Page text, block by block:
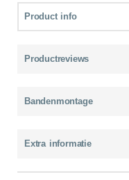
Product info
Productreviews
Bandenmontage
Extra informatie